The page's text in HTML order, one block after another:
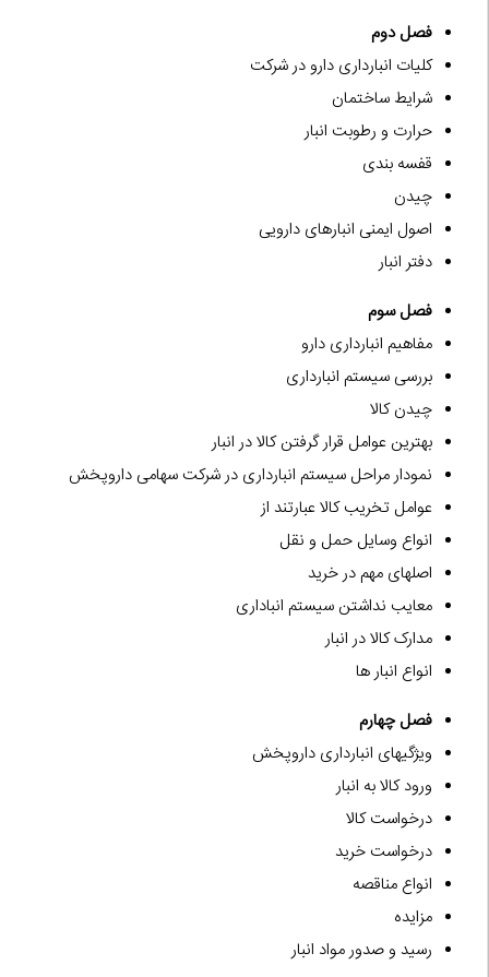
فصل دوم
کلیات انبارداری دارو در شرکت
شرایط ساختمان
حرارت و رطوبت انبار
قفسه بندی
چیدن
اصول ایمنی انبارهای دارویی
دفتر انبار
فصل سوم
مفاهیم انبارداری دارو
بررسی سیستم انبارداری
چیدن کالا
بهترین عوامل قرار گرفتن کالا در انبار
نمودار مراحل سیستم انبارداری در شرکت سهامی داروپخش
عوامل تخریب کالا عبارتند از
انواع وسایل حمل و نقل
اصلهای مهم در خرید
معایب نداشتن سیستم انباداری
مدارک کالا در انبار
انواع انبار ها
فصل چهارم
ویژگیهای انبارداری داروپخش
ورود کالا به انبار
درخواست کالا
درخواست خرید
انواع مناقصه
مزایده
رسید و صدور مواد انبار